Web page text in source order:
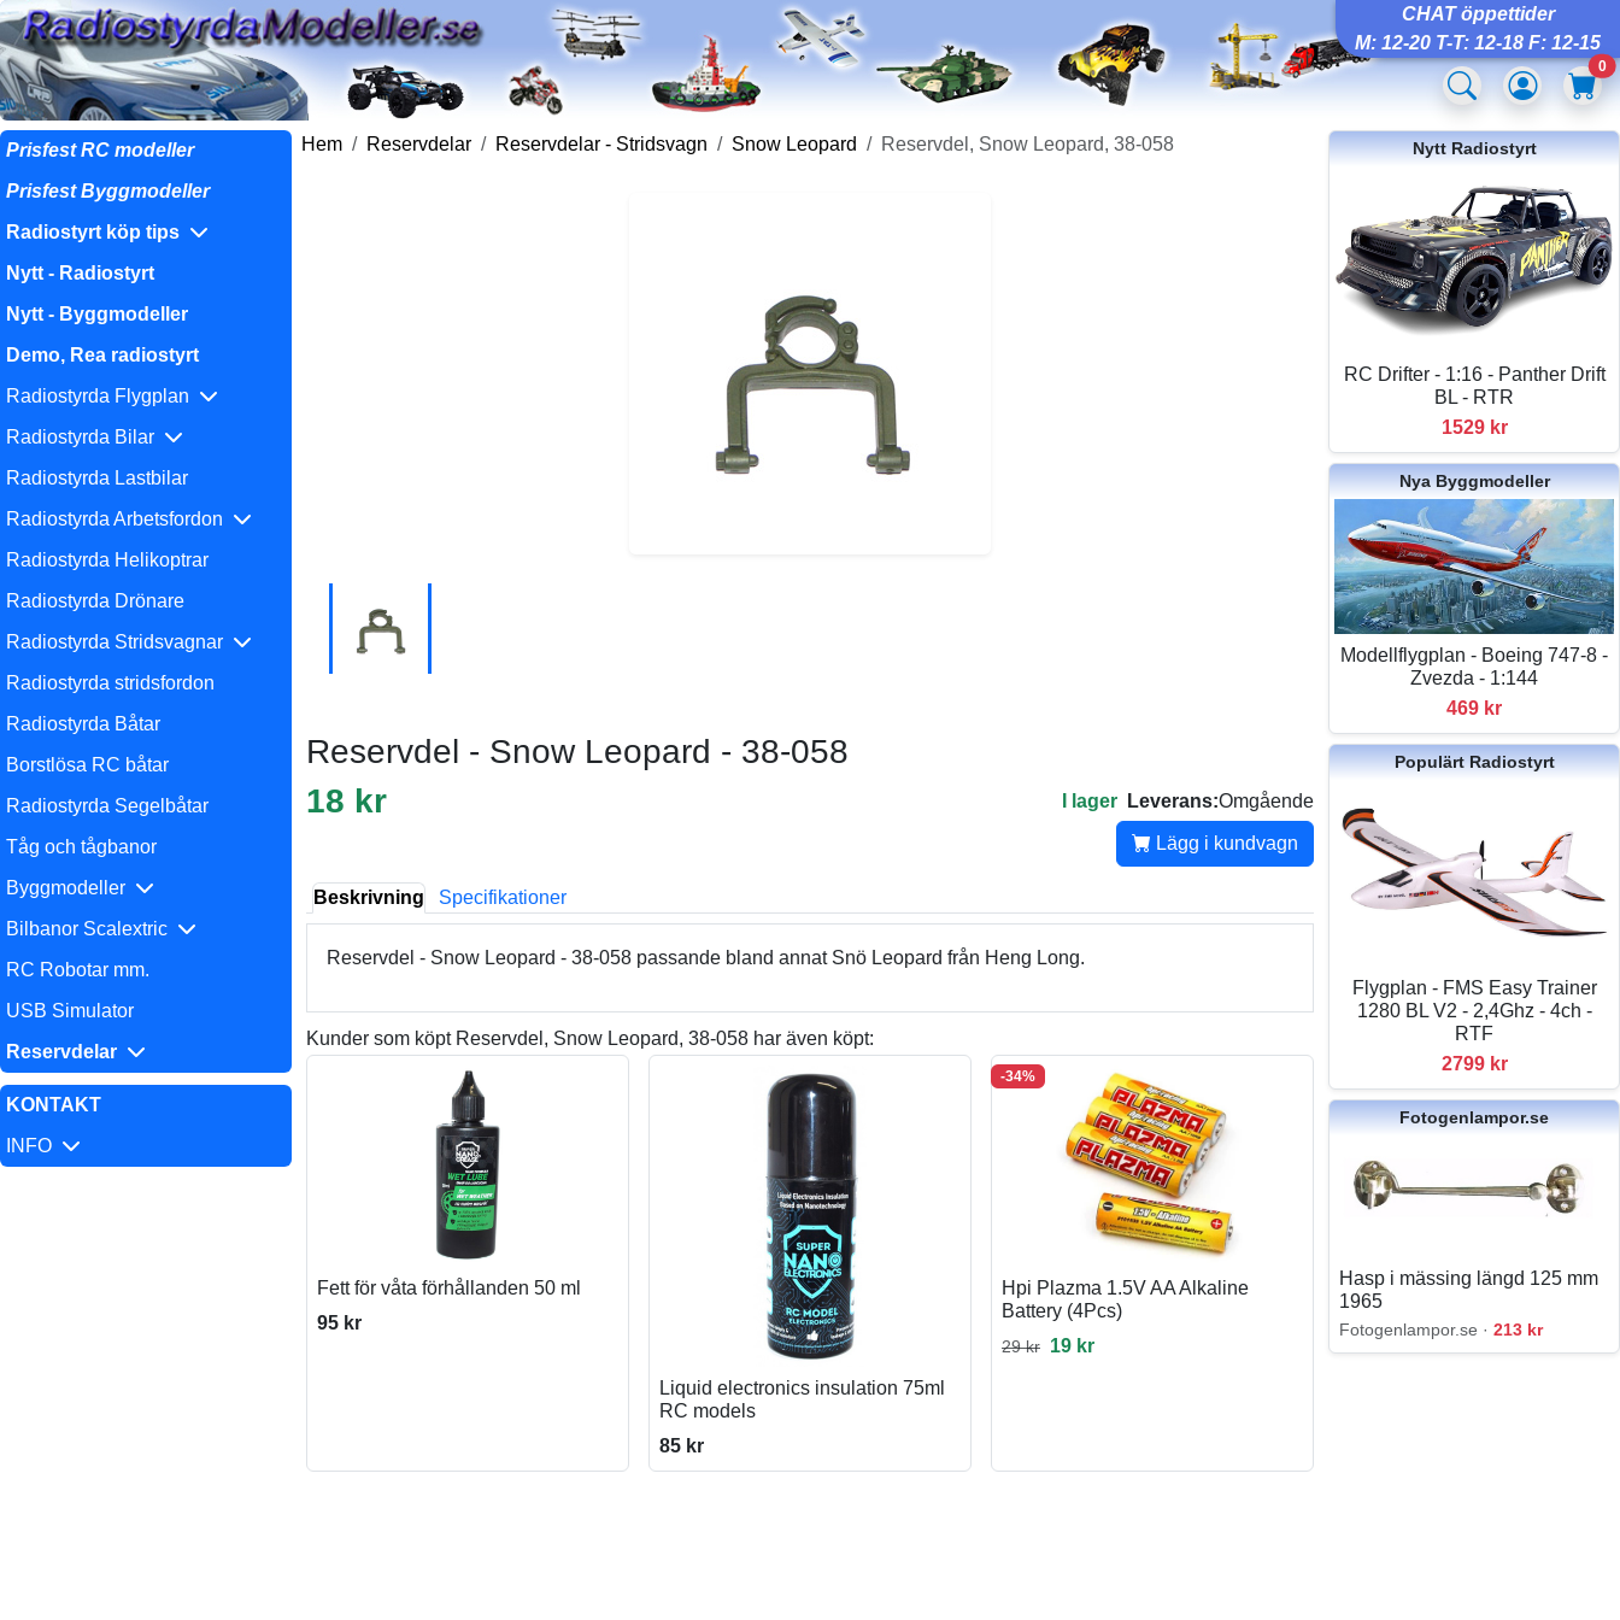
CHAT öppettider
M: 12-20 T-T: 12-18 F: 12-15
0
Prisfest RC modeller
Prisfest Byggmodeller
Radiostyrt köp tips
Nytt - Radiostyrt
Nytt - Byggmodeller
Demo, Rea radiostyrt
Radiostyrda Flygplan
Radiostyrda Bilar
Radiostyrda Lastbilar
Radiostyrda Arbetsfordon
Radiostyrda Helikoptrar
Radiostyrda Drönare
Radiostyrda Stridsvagnar
Radiostyrda stridsfordon
Radiostyrda Båtar
Borstlösa RC båtar
Radiostyrda Segelbåtar
Tåg och tågbanor
Byggmodeller
Bilbanor Scalextric
RC Robotar mm.
USB Simulator
Reservdelar
KONTAKT
INFO
Hem Reservdelar Reservdelar - Stridsvagn Snow Leopard Reservdel, Snow Leopard, 38-058
Reservdel - Snow Leopard - 38-058
18 kr
I lager Leverans:Omgående
Lägg i kundvagn
Beskrivning Specifikationer
Reservdel - Snow Leopard - 38-058 passande bland annat Snö Leopard från Heng Long.
Kunder som köpt Reservdel, Snow Leopard, 38-058 har även köpt:
Fett för våta förhållanden 50 ml
95 kr
Liquid electronics insulation 75ml
RC models
85 kr
-34%
Hpi Plazma 1.5V AA Alkaline
Battery (4Pcs)
29 kr 19 kr
Nytt Radiostyrt
RC Drifter - 1:16 - Panther Drift
BL - RTR
1529 kr
Nya Byggmodeller
Modellflygplan - Boeing 747-8 -
Zvezda - 1:144
469 kr
Populärt Radiostyrt
Flygplan - FMS Easy Trainer
1280 BL V2 - 2,4Ghz - 4ch -
RTF
2799 kr
Fotogenlampor.se
Hasp i mässing längd 125 mm
1965
Fotogenlampor.se ·213 kr